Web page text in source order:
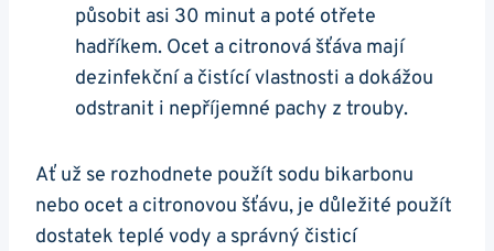
působit​ asi 30 minut a poté otřete
hadříkem.⁣ Ocet ‌a citronová šťáva mají
dezinfekční a⁤ čistící vlastnosti ⁢a dokážou
odstranit i nepříjemné pachy z trouby.
Ať už se ⁢rozhodnete použít sodu bikarbonu
nebo ocet a citronovou šťávu, je důležité použít
dostatek teplé vody a správný čisticí